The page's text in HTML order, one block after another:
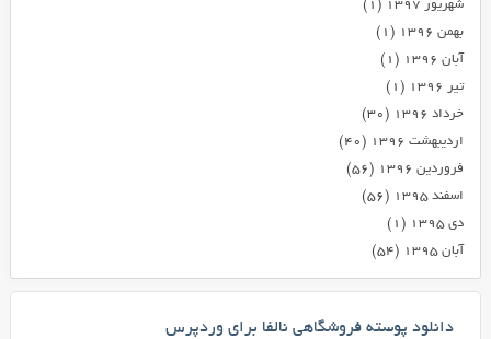
شهریور ۱۳۹۷
(۱)
بهمن ۱۳۹۶
(۱)
آبان ۱۳۹۶
(۱)
تیر ۱۳۹۶
(۱)
خرداد ۱۳۹۶
(۳۰)
اردیبهشت ۱۳۹۶
(۴۰)
فروردین ۱۳۹۶
(۵۶)
اسفند ۱۳۹۵
(۵۶)
دی ۱۳۹۵
(۱)
آبان ۱۳۹۵
(۵۴)
دانلود پوسته فروشگاهی نالفا برای وردپرس